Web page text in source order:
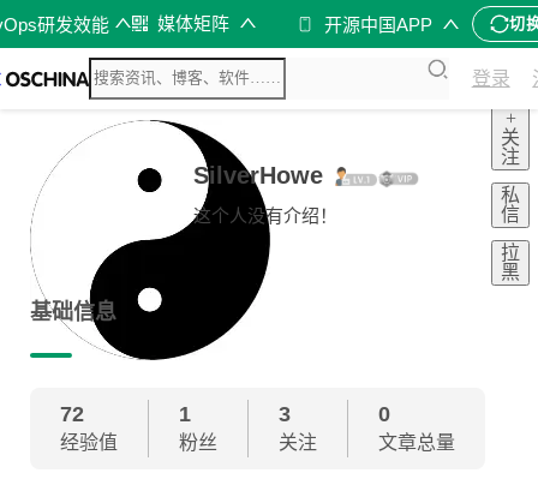
研发效能 媒体矩阵 开源中国APP 切
登录
SilverHowe
这个人没有介绍！
+
关
注
私
信
拉
黑
基础信息
72
经验值
1
粉丝
3
关注
0
文章总量